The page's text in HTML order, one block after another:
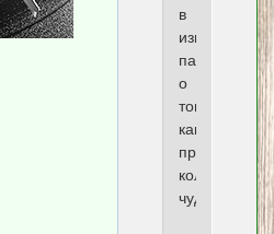
в
известность
пациента
о
том
какие
препараты
колят?
чудненько...